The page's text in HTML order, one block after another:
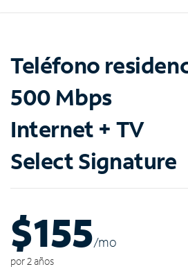
Teléfono
500 Mbps
Internet + TV
Select Signature
$155/mo
por 2 años